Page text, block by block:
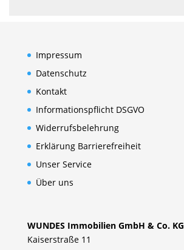
Impressum
Datenschutz
Kontakt
Informationspflicht DSGVO
Widerrufsbelehrung
Erklärung Barrierefreiheit
Unser Service
Über uns
WUNDES Immobilien GmbH & Co. KG
Kaiserstraße 11